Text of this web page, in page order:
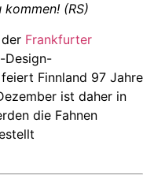
(RS)
Frankfurter
Design-
Finnland 97 Jahre
ist daher in
die Fahnen